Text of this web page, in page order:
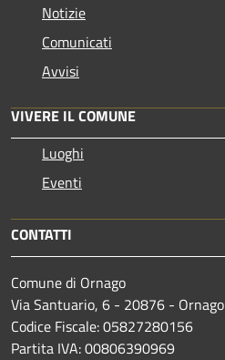
Notizie
Comunicati
Avvisi
VIVERE IL COMUNE
Luoghi
Eventi
CONTATTI
Comune di Ornago
Via Santuario, 6 - 20876 - Ornago
Codice Fiscale: 05827280156
Partita IVA: 00806390969